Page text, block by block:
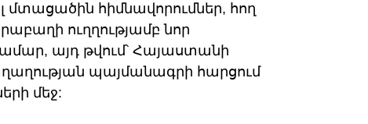
մտացածին հիմնավորումներ, հող
ուղղությամբ նոր
այդ թվում՝ Հայաստանի
պայմանագրի հարցում
մեջ: